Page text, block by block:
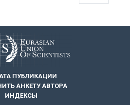
ПУБЛИКАЦИИ
АНКЕТУ АВТОРА
ИНДЕКСЫ